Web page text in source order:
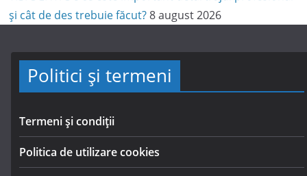
și cât de des trebuie făcut? 8 august 2026
Politici și termeni
Termeni și condiții
Politica de utilizare cookies